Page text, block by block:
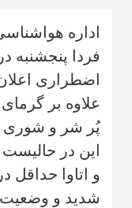
اداره
فردا پنجشنبه
اضطراری
علاوه بر
پُر شر و شوری
این در
شدید و وضعیت